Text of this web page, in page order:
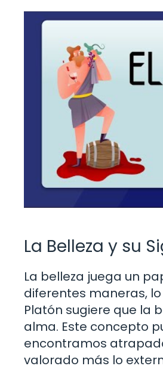
La Belleza y su
La belleza juega un
diferentes maneras,
Platón sugiere que la
alma. Este concepto
encontramos
valorado más lo